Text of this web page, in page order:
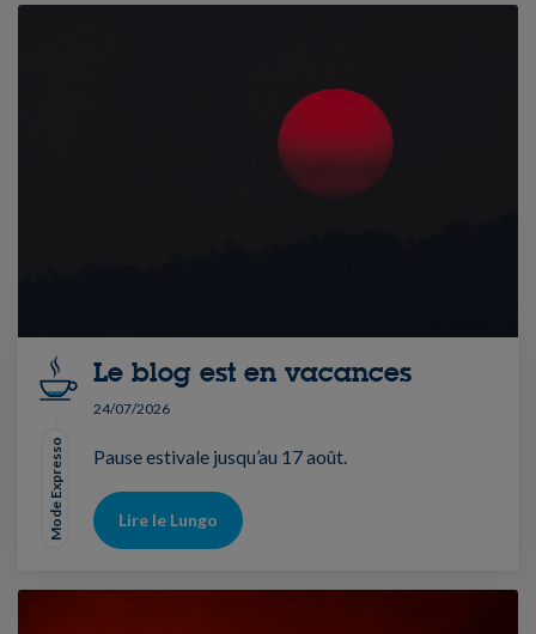
Mode Expresso
Le blog est en vacances
24/07/2026
Pause estivale jusqu’au 17 août.
Lire le Lungo